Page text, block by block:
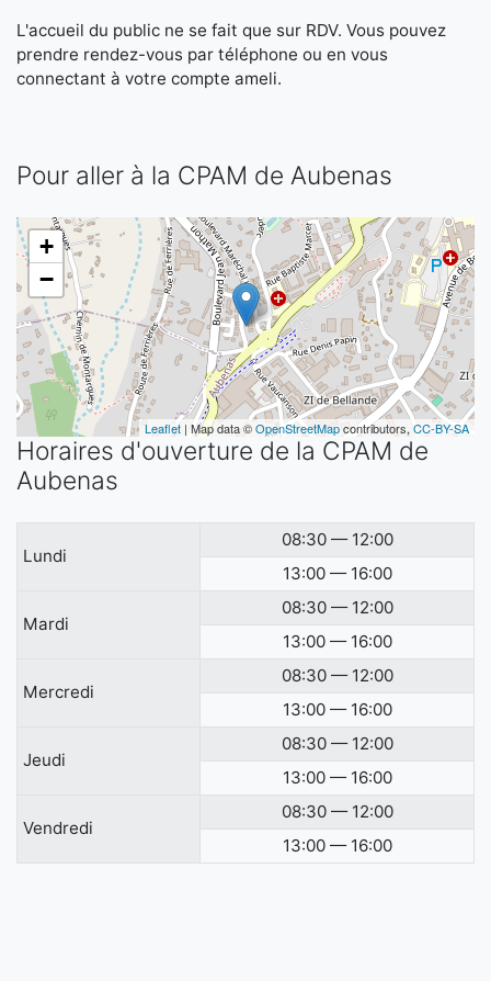
L'accueil du public ne se fait que sur RDV. Vous pouvez
prendre rendez-vous par téléphone ou en vous
connectant à votre compte ameli.
Pour aller à la CPAM de Aubenas
+
−
Leaflet | Map data ©OpenStreetMapcontributors, CC-BY-SA
Horaires d'ouverture de la CPAM de
Aubenas
Lundi
08:30 — 12:00
13:00 — 16:00
Mardi
08:30 — 12:00
13:00 — 16:00
Mercredi
08:30 — 12:00
13:00 — 16:00
Jeudi
08:30 — 12:00
13:00 — 16:00
Vendredi
08:30 — 12:00
13:00 — 16:00